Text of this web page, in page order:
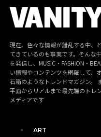
現在、色々な情報が錯乱する中、
てきているのも事実です。そんな
を発信し、MUSIC・FASHION・
い情報やコンテンツを網羅して、
石箱のようなトレンドマガジン。
平面からリアルまで最先端のトレ
メディアです
ART